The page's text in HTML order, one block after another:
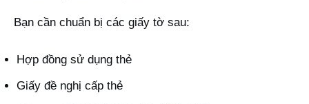
Bạn cần chuẩn bị các giấy tờ sau:
Hợp đồng sử dụng thẻ
Giấy đề nghị cấp thẻ